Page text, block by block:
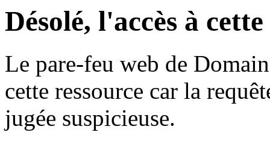
Désolé, l'accès à
Le pare-feu web de
cette ressource car la
jugée suspicieuse.